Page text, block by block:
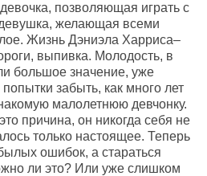
позволяющая играть с
желающая всеми
Жизнь Дэниэла Харриса–
выпивка. Молодость, в
большое значение, уже
забыть, как много лет
малолетнюю девчонку.
причина, он никогда себя не
только настоящее. Теперь
ошибок, а стараться
ли это? Или уже слишком